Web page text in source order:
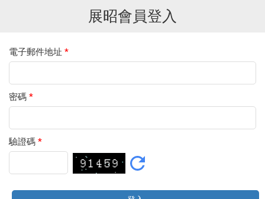
展昭會員登入
電子郵件地址 *
密碼 *
驗證碼 *